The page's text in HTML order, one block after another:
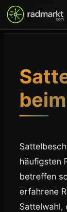
häufigsten
betreffen
erfahrene
Sattelwahl,